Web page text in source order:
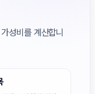
성비를 계산합니